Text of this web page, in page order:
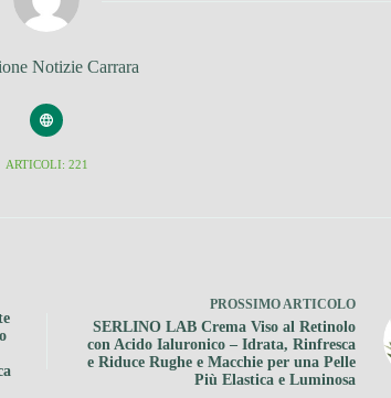
Notizie Carrara
ARTICOLI: 221
PROSSIMOARTICOLO
SERLINO LAB Crema Viso al Retinolo
con Acido Ialuronico – Idrata, Rinfresca
e Riduce Rughe e Macchie per una Pelle
Più Elastica e Luminosa